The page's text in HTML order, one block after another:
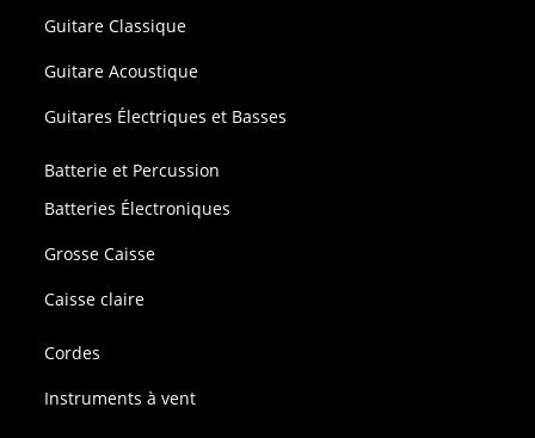
Guitare Classique
Guitare Acoustique
Guitares Électriques et Basses
Batterie et Percussion
Batteries Électroniques
Grosse Caisse
Caisse claire
Cordes
Instruments à vent